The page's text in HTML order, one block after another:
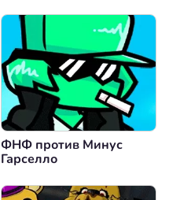
ФНФ против Минус
Гарселло